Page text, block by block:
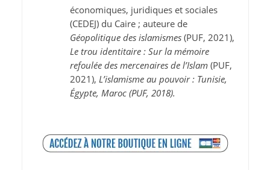
économiques, juridiques et sociales
(CEDEJ) du Caire ; auteure de
Géopolitique des islamismes(PUF, 2021),
Le trou identitaire : Sur la mémoire
refoulée des mercenaires de l’Islam(PUF,
2021), L’islamisme au pouvoir : Tunisie,
Égypte, Maroc (PUF, 2018).